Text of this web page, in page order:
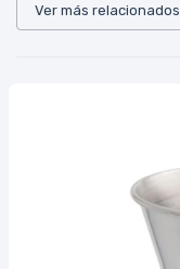
Ver más relacionados